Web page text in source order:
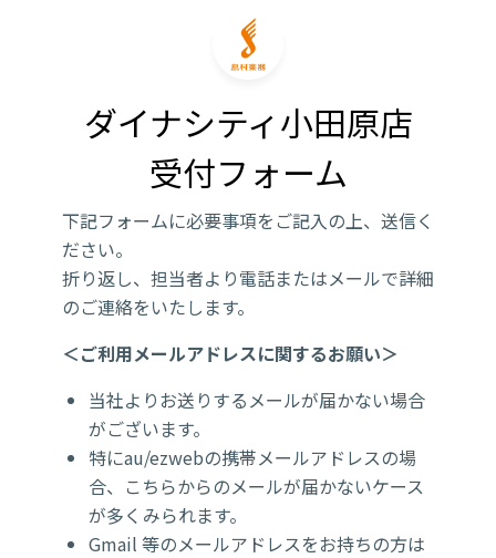
ダイナシティ小田原店
受付フォーム
下記フォームに必要事項をご記入の上、送信く
ださい。
折り返し、担当者より電話またはメールで詳細
のご連絡をいたします。
＜ご利用メールアドレスに関するお願い＞
当社よりお送りするメールが届かない場合
がございます。
特にau/ezwebの携帯メールアドレスの場
合、こちらからのメールが届かないケース
が多くみられます。
Gmail 等のメールアドレスをお持ちの方は